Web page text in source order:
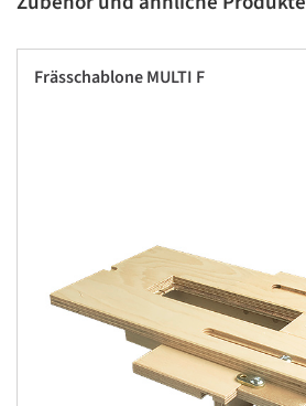
Frässchablone MULTI F